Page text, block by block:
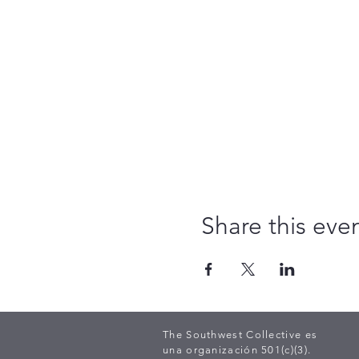
Share this
The Southwest Collective es
una organización 501(c)(3).